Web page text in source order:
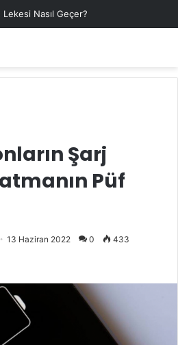
Nasıl Geçer?
Şarj
Püf
13 Haziran 2022 0 433